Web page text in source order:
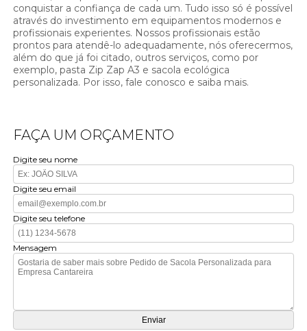
conquistar a confiança de cada um. Tudo isso só é possível
através do investimento em equipamentos modernos e
profissionais experientes. Nossos profissionais estão
prontos para atendê-lo adequadamente, nós oferecermos,
além do que já foi citado, outros serviços, como por
exemplo, pasta Zip Zap A3 e sacola ecológica
personalizada. Por isso, fale conosco e saiba mais.
FAÇA UM ORÇAMENTO
Digite seu nome
Digite seu email
Digite seu telefone
Mensagem